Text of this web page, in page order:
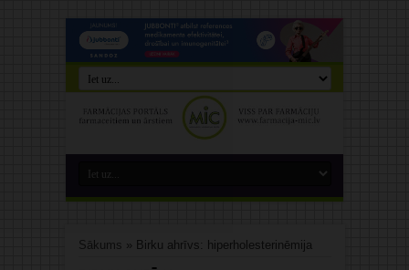
Sākums » Birku ahrīvs: hiperholesterinēmija